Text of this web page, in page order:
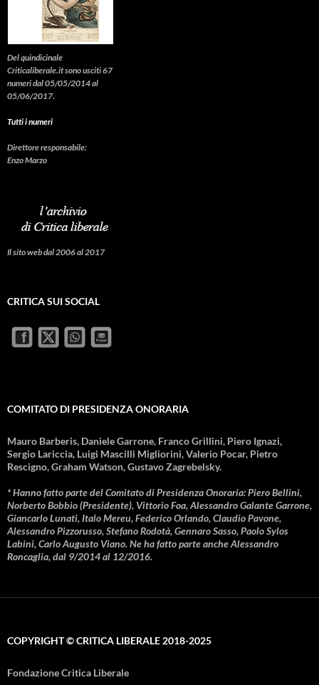
Del quindicinale
Criticaliberale.it sono usciti 67
numeri dal 05/05/2014 al
05/06/2017.
Tutti i numeri
Direttore responsabile:
Enzo Marzo
Il sito web dal 2006 al 2017
CRITICA SUI SOCIAL
COMITATO DI PRESIDENZA ONORARIA
Mauro Barberis, Daniele Garrone, Franco Grillini, Piero Ignazi,
Sergio Lariccia, Luigi Mascilli Migliorini, Valerio Pocar, Pietro
Rescigno, Graham Watson, Gustavo Zagrebelsky.
* Hanno fatto parte del Comitato di Presidenza Onoraria: Piero Bellini,
Norberto Bobbio (Presidente), Vittorio Foa, Alessandro Galante Garrone,
Giancarlo Lunati, Italo Mereu, Federico Orlando, Claudio Pavone,
Alessandro Pizzorusso, Stefano Rodotà, Gennaro Sasso, Paolo Sylos
Labini, Carlo Augusto Viano. Ne ha fatto parte anche Alessandro
Roncaglia, dal 9/2014 al 12/2016.
COPYRIGHT © CRITICA LIBERALE 2018-2025
Fondazione Critica Liberale